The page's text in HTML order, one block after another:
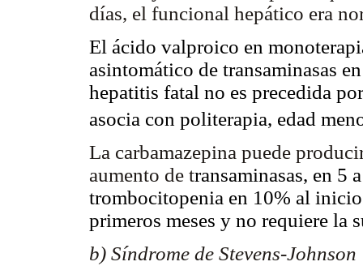
días, el funcional hepático era
El ácido valproico en
asintomático de transaminasas
hepatitis fatal no es precedida
asocia con politerapia, edad
La carbamazepina puede
aumento de transaminasas, en 5
trombocitopenia en 10% al
primeros meses y no requiere la
b) Síndrome de Stevens-Johnson